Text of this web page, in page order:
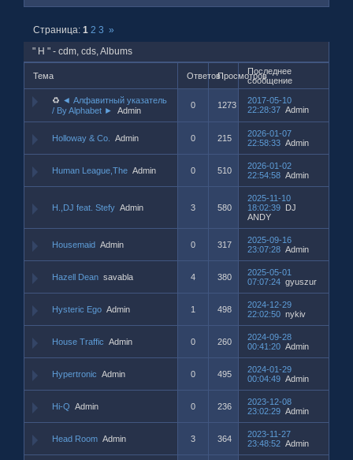
" H " - cdm, cds, Albums
Страница:1 2 3 »
Тема ОтветовПросмотровПоследнее
сообщение
♻ ◄ Алфавитный указатель
/ By Alphabet ►
Admin
0 1273
2017-05-10
22:28:37 Admin
Holloway & Co. Admin 0 215
2026-01-07
22:58:33 Admin
Human League,The Admin 0 510
2026-01-02
22:54:58 Admin
H.,DJ feat. Stefy Admin 3 580
2025-11-10
18:02:39 DJ
ANDY
Housemaid Admin 0 317
2025-09-16
23:07:28 Admin
Hazell Dean savabla 4 380
2025-05-01
07:07:24 gyuszur
Hysteric Ego Admin 1 498
2024-12-29
22:02:50 nykiv
House Traffic Admin 0 260
2024-09-28
00:41:20 Admin
Hypertronic Admin 0 495
2024-01-29
00:04:49 Admin
Hi-Q Admin 0 236
2023-12-08
23:02:29 Admin
Head Room Admin 3 364
2023-11-27
23:48:52 Admin